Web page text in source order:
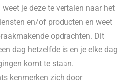
je deze te vertalen naar het
en/of producten en weet
opdrachten. Dit
dag hetzelfde is en je elke dag
komt te staan.
kenmerken zich door